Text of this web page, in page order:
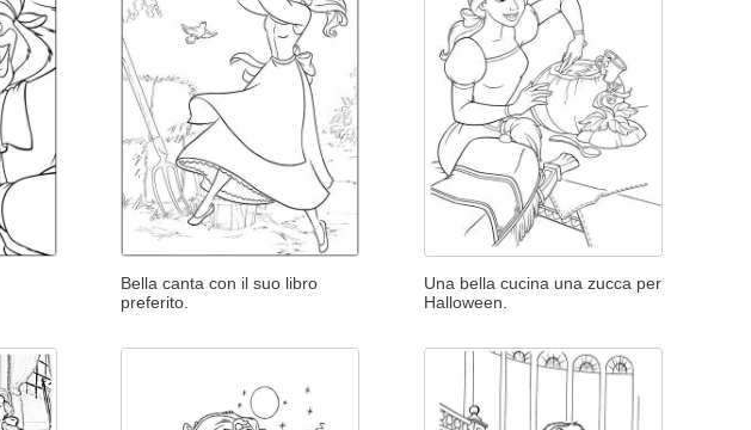
Bella canta con il suo libro
preferito.
Una bella cucina una zucca per
Halloween.